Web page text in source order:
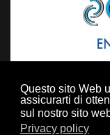
Questo sito Web
assicurarti di
sul nostro sito
Privacy policy